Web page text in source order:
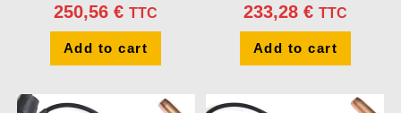
250,56€ TTC
Add to cart
233,28 € TTC
Add to cart